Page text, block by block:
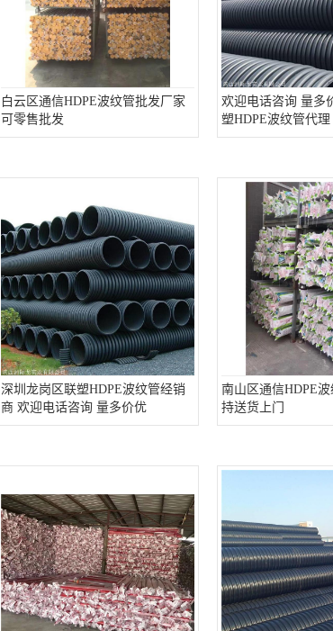
白云区通信HDPE波纹管批发厂家
可零售批发
欢迎电话咨询 量多
塑HDPE波纹管代理
深圳龙岗区联塑HDPE波纹管经销
商 欢迎电话咨询 量多价优
南山区通信HDPE
持送货上门